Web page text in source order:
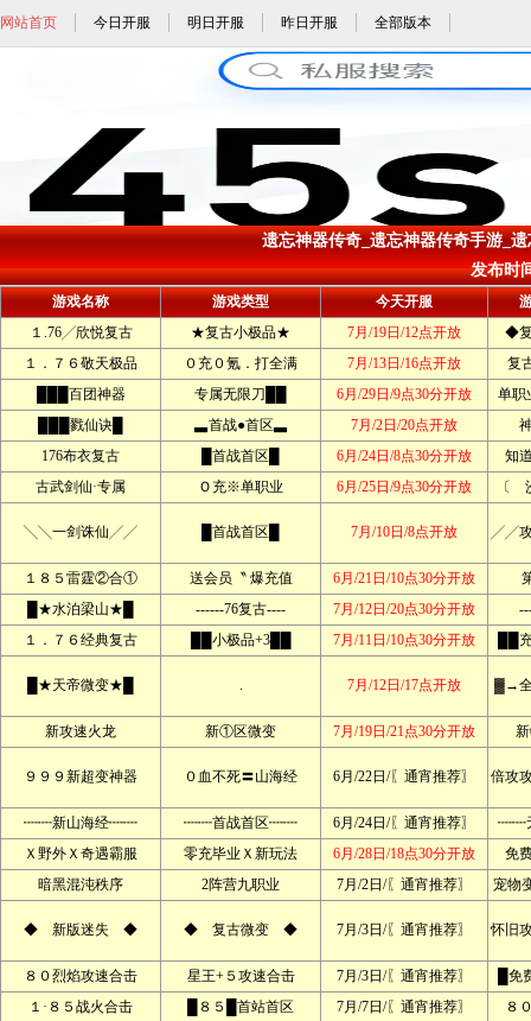
网站首页 今日开服 明日开服 昨日开服 全部版本
遗忘神器传奇_遗忘神器传奇手游_
发布时
游戏名称 游戏类型 今天开服
１.76╱欣悦复古
★复古小极品★ 7月/19日/12点开放
◆
１．７６敬天极品
０充０氪．打全满 7月/13日/16点开放
复
███百团神器
专属无限刀██ 6月/29日/9点30分开放
单
███戮仙诀█
▃首战●首区▃ 7月/2日/20点开放
176布衣复古
█首战首区█ 6月/24日/8点30分开放
知
古武剑仙·专属
Ｏ充※单职业 6月/25日/9点30分开放 〔
╲╲一剑诛仙╱╱ █首战首区█ 7月/10日/8点开放 ╱╱
１８５雷霆②合① 送会员〝 爆充值 6月/21日/10点30分开放
█★水泊梁山★█
------76复古---- 7月/12日/20点30分开放
１．７６经典复古
██小极品+3██ 7月/11日/10点30分开放 ██
█★天帝微变★█ . 7月/12日/17点开放 ▓→
新攻速火龙 新①区微变 7月/19日/21点30分开放
９９９新超变神器 ０血不死〓山海经 6月/22日/〖通宵推荐〗 倍攻
┉┉新山海经┉┉ ┉┉首战首区┉┉ 6月/24日/〖通宵推荐〗
┉┉
Ｘ野外Ｘ奇遇霸服
零充毕业Ｘ新玩法 6月/28日/18点30分开放
免
暗黑混沌秩序
2阵营九职业 7月/2日/〖通宵推荐〗 宠物
◆ 新版迷失 ◆ ◆ 复古微变 ◆ 7月/3日/〖通宵推荐〗 怀旧
８０烈焰攻速合击 星王+５攻速合击 7月/3日/〖通宵推荐〗
█
１·８５战火合击
█８５█首站首区 7月/7日/〖通宵推荐〗
８